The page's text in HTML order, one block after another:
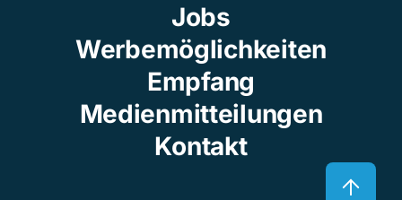
Jobs
Werbemöglichkeiten
Empfang
Medienmitteilungen
Kontakt